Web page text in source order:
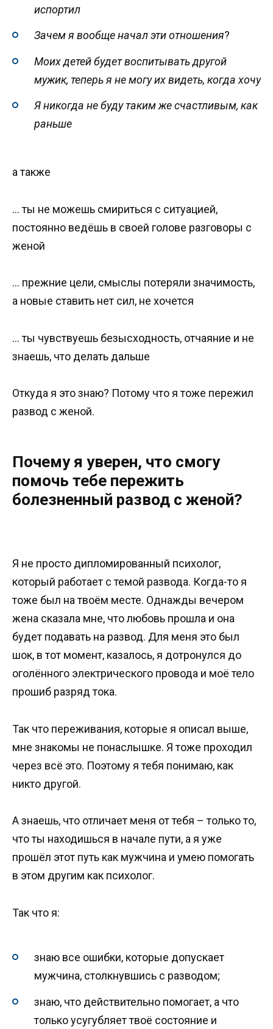
испортил
Зачем я вообще начал эти отношения?
Моих детей будет воспитывать другой
мужик, теперь я не могу их видеть, когда хочу
Я никогда не буду таким же счастливым, как
раньше
а также
… ты не можешь смириться с ситуацией,
постоянно ведёшь в своей голове разговоры с
женой
… прежние цели, смыслы потеряли значимость,
а новые ставить нет сил, не хочется
… ты чувствуешь безысходность, отчаяние и не
знаешь, что делать дальше
Откуда я это знаю? Потому что я тоже пережил
развод с женой.
Почему я уверен, что смогу
помочь тебе пережить
болезненный развод с женой?
Я не просто дипломированный психолог,
который работает с темой развода. Когда-то я
тоже был на твоём месте. Однажды вечером
жена сказала мне, что любовь прошла и она
будет подавать на развод. Для меня это был
шок, в тот момент, казалось, я дотронулся до
оголённого электрического провода и моё тело
прошиб разряд тока.
Так что переживания, которые я описал выше,
мне знакомы не понаслышке. Я тоже проходил
через всё это. Поэтому я тебя понимаю, как
никто другой.
А знаешь, что отличает меня от тебя – только то,
что ты находишься в начале пути, а я уже
прошёл этот путь как мужчина и умею помогать
в этом другим как психолог.
Так что я:
знаю все ошибки, которые допускает
мужчина, столкнувшись с разводом;
знаю, что действительно помогает, а что
только усугубляет твоё состояние и